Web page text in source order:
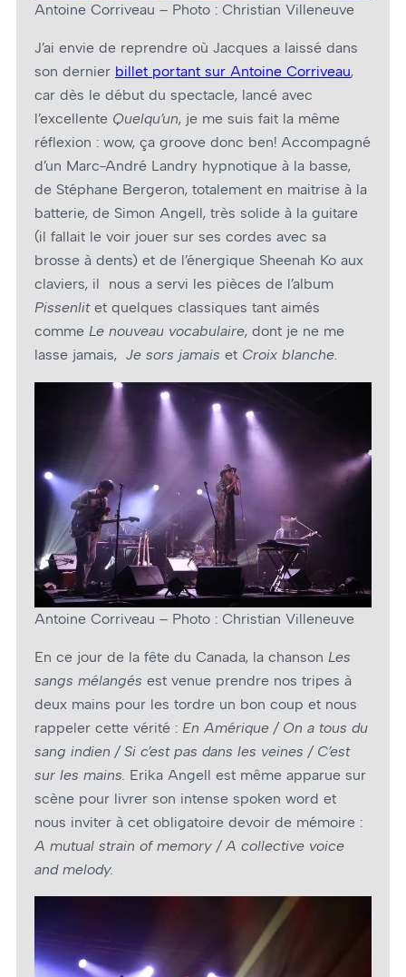
Antoine Corriveau – Photo : Christian Villeneuve
J’ai envie de reprendre où Jacques a laissé dans
son dernier billet portant sur Antoine Corriveau,
car dès le début du spectacle, lancé avec
l’excellente Quelqu’un, je me suis fait la même
réflexion : wow, ça groove donc ben! Accompagné
d’un Marc-André Landry hypnotique à la basse,
de Stéphane Bergeron, totalement en maitrise à la
batterie, de Simon Angell, très solide à la guitare
(il fallait le voir jouer sur ses cordes avec sa
brosse à dents) et de l’énergique Sheenah Ko aux
claviers, il nous a servi les pièces de l’album
Pissenlitet quelques classiques tant aimés
comme Le nouveau vocabulaire, dont je ne me
lasse jamais, Je sors jamais et Croix blanche.
Antoine Corriveau – Photo : Christian Villeneuve
En ce jour de la fête du Canada, la chanson Les
sangs mélangés est venue prendre nos tripes à
deux mains pour les tordre un bon coup et nous
rappeler cette vérité : En Amérique / On a tous du
sang indien / Si c’est pas dans les veines / C’est
sur les mains. Erika Angell est même apparue sur
scène pour livrer son intense spoken word et
nous inviter à cet obligatoire devoir de mémoire :
A mutual strain of memory / A collective voice
and melody.